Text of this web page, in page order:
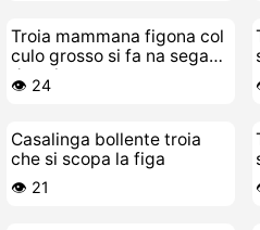
Troia mammana figona col
culo grosso si fa na sega
da sola
👁️ 24
Casalinga bollente troia
che si scopa la figa
👁️ 21